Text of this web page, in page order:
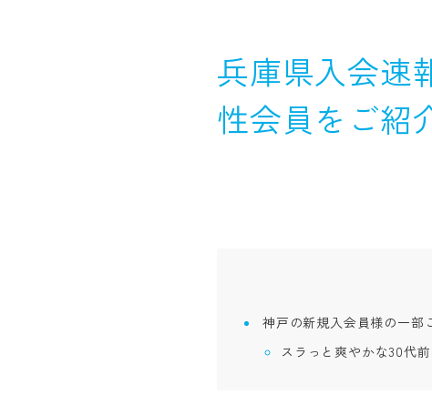
兵庫県入会速
性会員をご紹
神戸の新規入会員様の一部
スラっと爽やかな30代